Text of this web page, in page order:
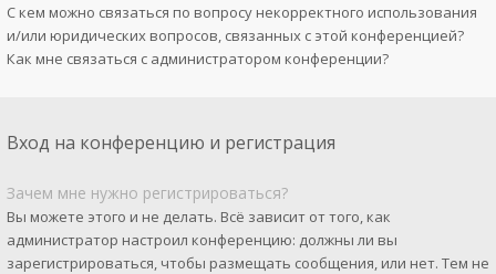
С кем можно связаться по вопросу некорректного использования
и/или юридических вопросов, связанных с этой конференцией?
Как мне связаться с администратором конференции?
Вход на конференцию и регистрация
Зачем мне нужно регистрироваться?
Вы можете этого и не делать. Всё зависит от того, как
администратор настроил конференцию: должны ли вы
зарегистрироваться, чтобы размещать сообщения, или нет. Тем не